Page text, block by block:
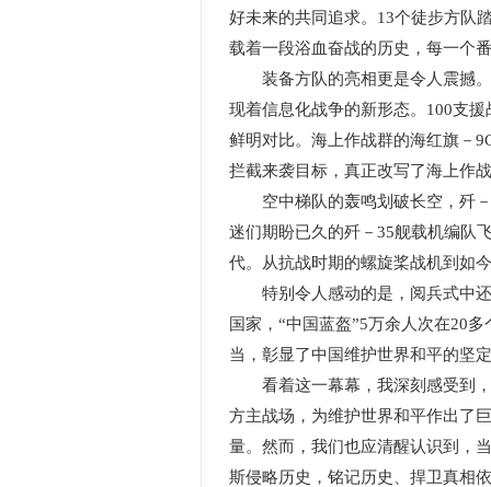
好未来的共同追求。13个徒步方队
载着一段浴血奋战的历史，每一个
装备方队的亮相更是令人震撼。
现着信息化战争的新形态。100支
鲜明对比。海上作战群的海红旗－
拦截来袭目标，真正改写了海上作
空中梯队的轰鸣划破长空，歼－
迷们期盼已久的歼－35舰载机编队
代。从抗战时期的螺旋桨战机到如
特别令人感动的是，阅兵式中还
国家，“中国蓝盔”5万余人次在20
当，彰显了中国维护世界和平的坚
看着这一幕幕，我深刻感受到，
方主战场，为维护世界和平作出了
量。然而，我们也应清醒认识到，
斯侵略历史，铭记历史、捍卫真相